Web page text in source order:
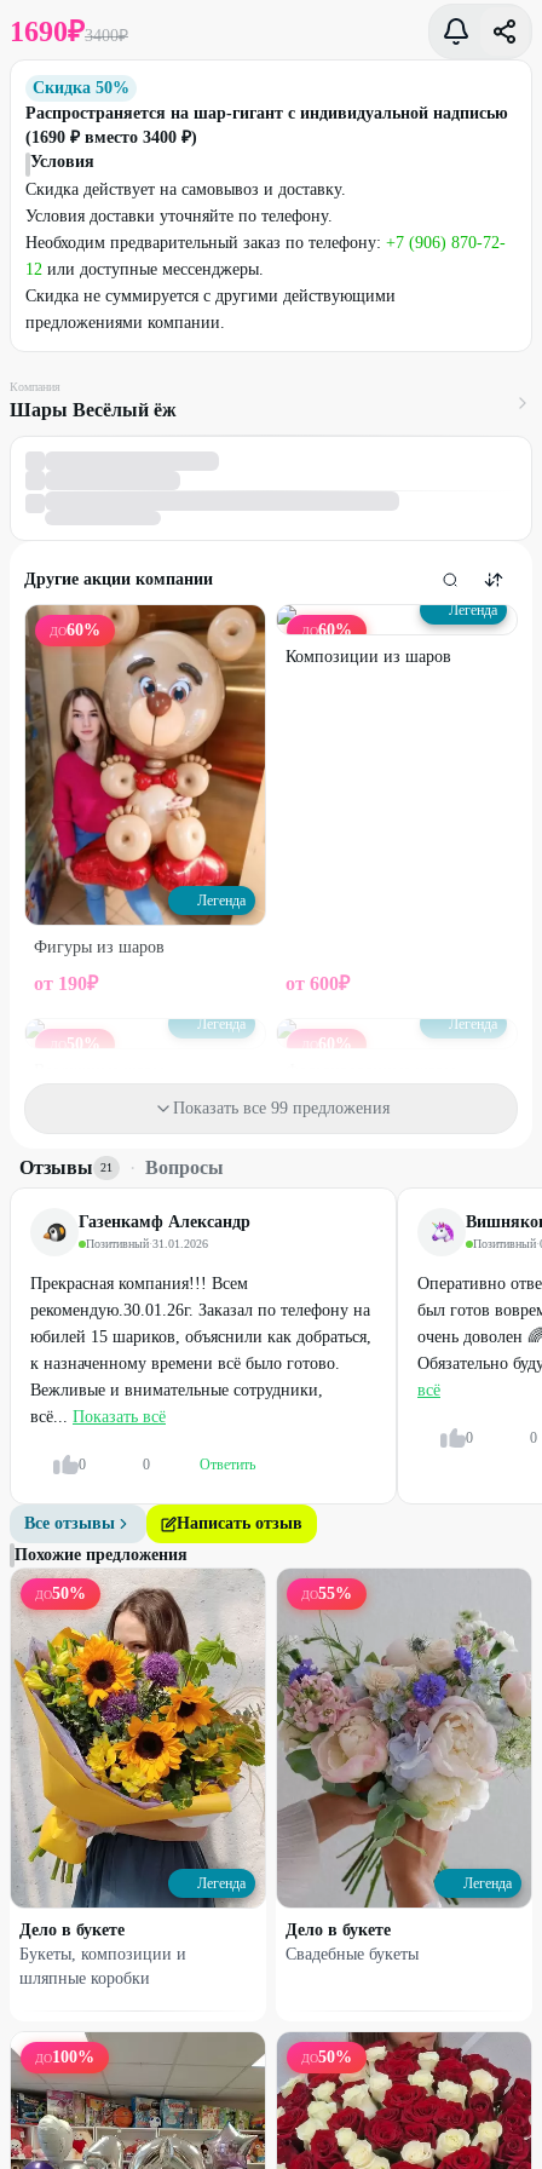
1690₽3400₽
Скидка 50%
Распространяется на шар-гигант с индивидуальной надписью
(1690 ₽ вместо 3400 ₽)
Условия
Скидка действует на самовывоз и доставку.
Условия доставки уточняйте по телефону.
Необходим предварительный заказ по телефону: +7 (906) 870-72-
12 или доступные мессенджеры.
Скидка не суммируется с другими действующими
предложениями компании.
Компания
Шары Весёлый ёж
Другие акции компании
ДО60%
Легенда
Фигуры из шаров
от 190₽
ДО60%
Легенда
Композиции из шаров
от 600₽
ДО 50%
Легенда
ДО 60%
Легенда
от230₽
48%
220₽440₽
Легенда
обработкой
от120
50%
Легенда
Композиции из шаров на
выписку из роддома
6270₽12600₽
50%
Легенда
Букеты из шаров
50% 50%
Показать все 99 предложения
Отзывы 21 · Вопросы
Газенкамф Александр
Позитивный·31.01.2026
Прекрасная компания!!! Всем
рекомендую.30.01.26г. Заказал по телефону на
юбилей 15 шариков, объяснили как добраться,
к назначенному времени всё было готово.
Вежливые и внимательные сотрудники,
всё... Показать всё
0 0 Ответить
Позитивный·
Оперативно
был готов
очень доволен
Обязательно
всё
0 0
Все отзывы
Написать отзыв
Похожие предложения
ДО50%
Легенда
Дело в букете
Букеты, композиции и
шляпные коробки
ДО55%
Легенда
Дело в букете
Свадебные букеты
ДО100% ДО50%